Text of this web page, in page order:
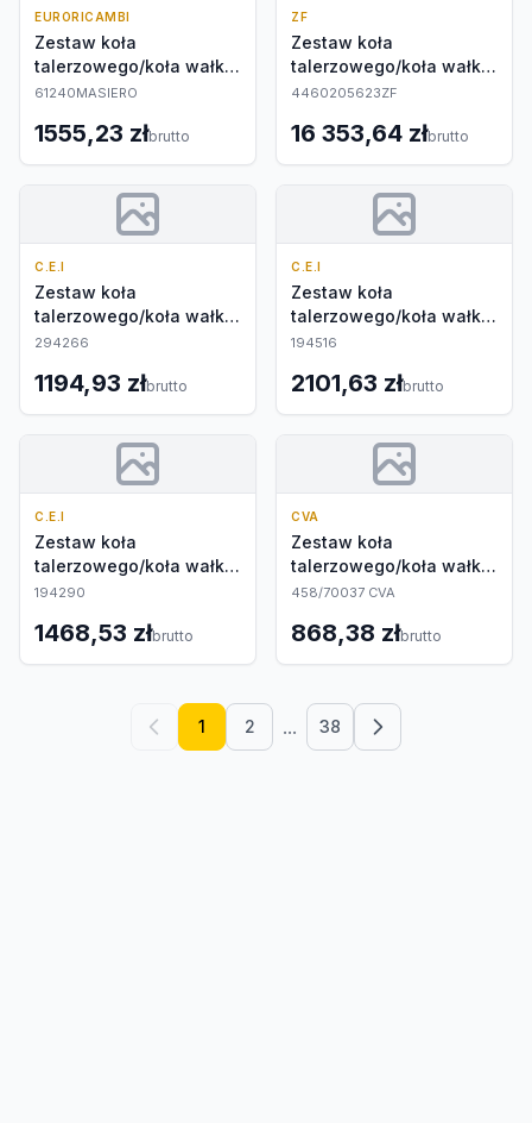
EURORICAMBI
Zestaw koła
talerzowego/koła wałka
atakującego
61240MASIERO
1555,23 złbrutto
ZF
Zestaw koła
talerzowego/koła wałka
atakującego
4460205623ZF
16 353,64 złbrutto
C.E.I
Zestaw koła
talerzowego/koła wałka
atakującego
294266
1194,93 złbrutto
C.E.I
Zestaw koła
talerzowego/koła wałka
atakującego
194516
2101,63 złbrutto
C.E.I
Zestaw koła
talerzowego/koła wałka
atakującego
194290
1468,53 złbrutto
CVA
Zestaw koła
talerzowego/koła wałka
atakującego
458/70037 CVA
868,38 złbrutto
1 2 ... 38